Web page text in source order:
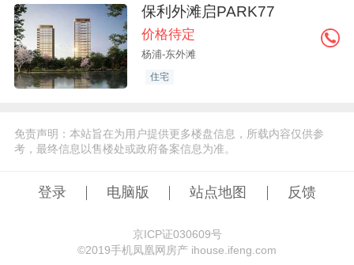
保利外滩启PARK77
价格待定
杨浦-东外滩
住宅
免责声明：本站旨在为用户提供更多楼盘信息，所载内容仅供参
考，最终信息以售楼处或政府备案信息为准。
登录 电脑版 站点地图 反馈
京ICP证030609号
©️2019手机凤凰网房产 ihouse.ifeng.com